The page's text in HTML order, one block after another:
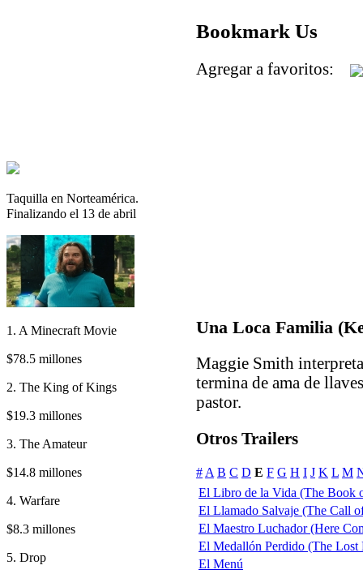
Taquilla en Norteamérica.
Finalizando el 13 de abril
1. A Minecraft Movie
$78.5 millones
2. The King of Kings
$19.3 millones
3. The Amateur
$14.8 millones
4. Warfare
$8.3 millones
5. Drop
Bookmark Us
Agregar a favoritos:
Una Loca Familia
Maggie Smith
termina de ama de
pastor.
Otros Trailers
# A B C D E F G H I J K L M
El Libro de la Vida (The Book
El Llamado Salvaje (The Call
El Maestro Luchador (Here
El Medallón Perdido (The
El Menú